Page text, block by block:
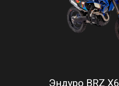
Эндуро BRZ X6